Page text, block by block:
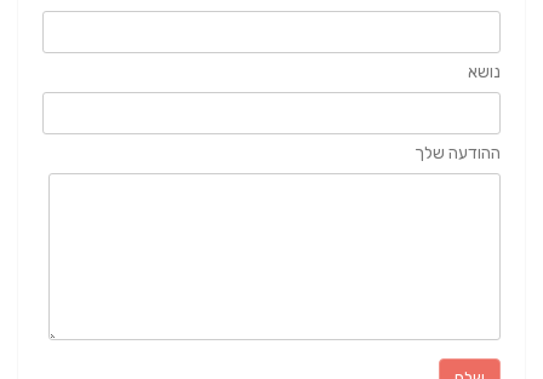
נושא
ההודעה שלך